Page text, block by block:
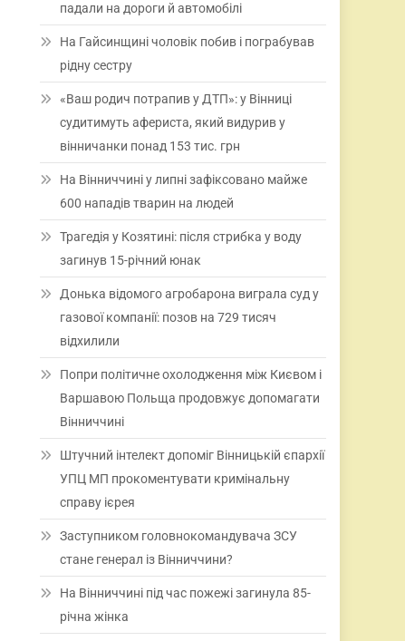
падали на дороги й автомобілі
На Гайсинщині чоловік побив і пограбував
рідну сестру
«Ваш родич потрапив у ДТП»: у Вінниці
судитимуть афериста, який видурив у
вінничанки понад 153 тис. грн
На Вінниччині у липні зафіксовано майже
600 нападів тварин на людей
Трагедія у Козятині: після стрибка у воду
загинув 15-річний юнак
Донька відомого агробарона виграла суд у
газової компанії: позов на 729 тисяч
відхилили
Попри політичне охолодження між Києвом і
Варшавою Польща продовжує допомагати
Вінниччині
Штучний інтелект допоміг Вінницькій єпархії
УПЦ МП прокоментувати кримінальну
справу ієрея
Заступником головнокомандувача ЗСУ
стане генерал із Вінниччини?
На Вінниччині під час пожежі загинула 85-
річна жінка